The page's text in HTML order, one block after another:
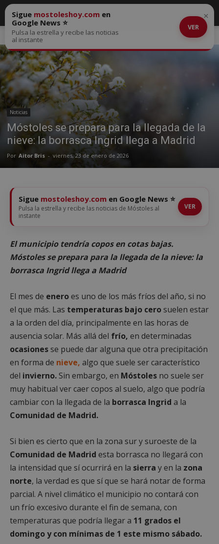
Inicio Noticias
Noticias
Móstoles se prepara para la llegada de la
nieve: la borrasca Ingrid llega a Madrid
Por Aitor Bris - viernes, 23 de enero de 2026
Sigue mostoleshoy.com en
Google News ⭐
Pulsa la estrella y recibe las noticias
al instante
VER
×
Sigue mostoleshoy.com en Google News ⭐
Pulsa la estrella y recibe las noticias de Móstoles al
instante
VER
El municipio tendría copos en cotas bajas.
Móstoles se prepara para la llegada de la nieve: la
borrasca Ingrid llega a Madrid
El mes de eneroes uno de los más fríos del año, si no
el que más. Las temperaturas bajo cerosuelen estar
a la orden del día, principalmente en las horas de
ausencia solar. Más allá del frío, en determinadas
ocasionesse puede dar alguna que otra precipitación
en forma de nieve, algo que suele ser característico
del invierno. Sin embargo, en Móstoles no suele ser
muy habitual ver caer copos al suelo, algo que podría
cambiar con la llegada de la borrasca Ingrid a la
Comunidad de Madrid.
Si bien es cierto que en la zona sur y suroeste de la
Comunidad de Madrid esta borrasca no llegará con
la intensidad que sí ocurrirá en la sierra y en la zona
norte, la verdad es que sí que se hará notar de forma
parcial. A nivel climático el municipio no contará con
un frío excesivo durante el fin de semana, con
temperaturas que podría llegar a 11 grados el
domingo y con mínimas de 1 este mismo sábado.